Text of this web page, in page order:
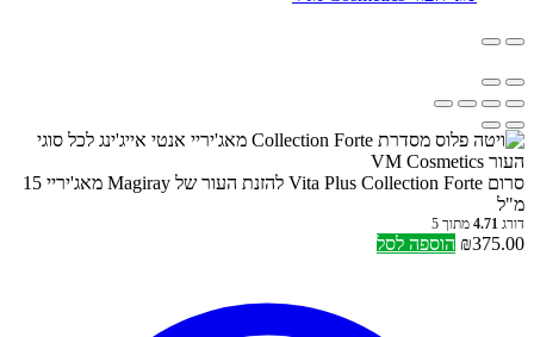
סרום Vita Plus Collection Forte להזנת העור של Magiray מאג'יריי 15
מ"ל
דורג 4.71 מתוך 5
₪375.00 הוספה לסל